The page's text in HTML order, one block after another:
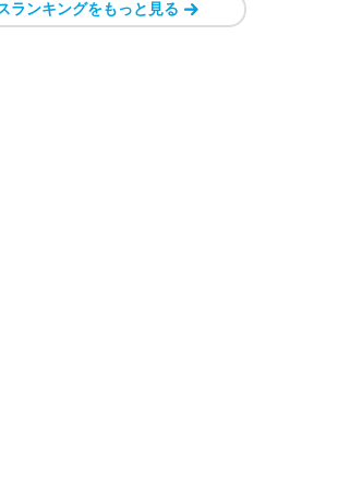
ランキングをもっと見る